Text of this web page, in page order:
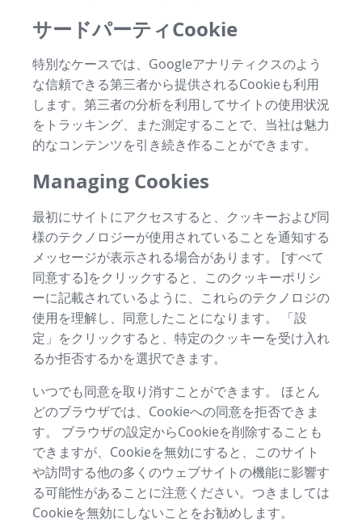
サードパーティCookie
特別なケースでは、Googleアナリティクスのよう
な信頼できる第三者から提供されるCookieも利用
します。第三者の分析を利用してサイトの使用状況
をトラッキング、また測定することで、当社は魅力
的なコンテンツを引き続き作ることができます。
Managing Cookies
最初にサイトにアクセスすると、クッキーおよび同
様のテクノロジーが使用されていることを通知する
メッセージが表示される場合があります。 [すべて
同意する]をクリックすると、このクッキーポリシ
ーに記載されているように、これらのテクノロジの
使用を理解し、同意したことになります。 「設
定」をクリックすると、特定のクッキーを受け入れ
るか拒否するかを選択できます。
いつでも同意を取り消すことができます。 ほとん
どのブラウザでは、Cookieへの同意を拒否できま
す。 ブラウザの設定からCookieを削除することも
できますが、Cookieを無効にすると、このサイト
や訪問する他の多くのウェブサイトの機能に影響す
る可能性があることに注意ください。つきましては
Cookieを無効にしないことをお勧めします。